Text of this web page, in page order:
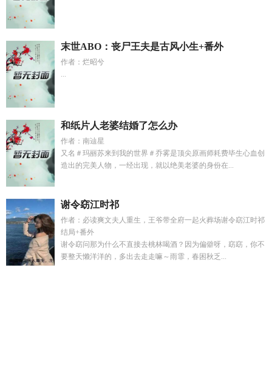
末世ABO：丧尸王夫是古风小生+番外
作者：烂昭兮
...
和纸片人老婆结婚了怎么办
作者：南辿星
又名＃玛丽苏来到我的世界＃乔雾是顶尖原画师耗费毕生心血创
造出的完美人物，一经出现，就以绝美老婆的身份在...
谢令窈江时祁
作者：必读爽文夫人重生，王爷带全府一起火葬场谢令窈江时祁
结局+番外
谢令窈问那为什么不直接去桃林喝酒？因为偏僻呀，窈窈，你不
要整天懒洋洋的，多出去走走嘛～雨霏，春困秋乏...